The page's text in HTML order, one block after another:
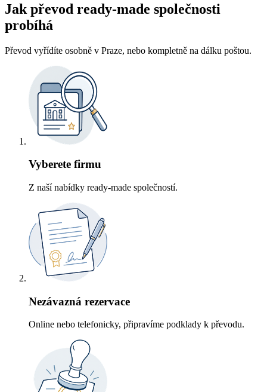
Jak převod ready-made společnosti
probíhá
Převod vyřídíte osobně v Praze, nebo kompletně na dálku poštou.
Vyberete firmu
Z naší nabídky ready-made společností.
Nezávazná rezervace
Online nebo telefonicky, připravíme podklady k převodu.